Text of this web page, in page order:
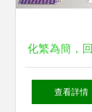
化繁為簡，
真——日用品
查看詳情